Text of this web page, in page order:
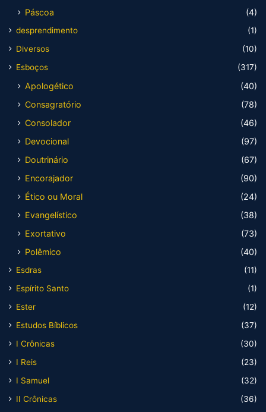
Páscoa
(4)
desprendimento
(1)
Diversos
(10)
Esboços
(317)
Apologético
(40)
Consagratório
(78)
Consolador
(46)
Devocional
(97)
Doutrinário
(67)
Encorajador
(90)
Ético ou Moral
(24)
Evangelístico
(38)
Exortativo
(73)
Polêmico
(40)
Esdras
(11)
Espírito Santo
(1)
Ester
(12)
Estudos Bíblicos
(37)
I Crônicas
(30)
I Reis
(23)
I Samuel
(32)
II Crônicas
(36)